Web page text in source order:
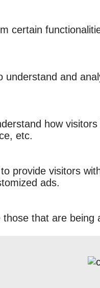
certain
understand and
how
etc.
provide visitors
ads.
that are